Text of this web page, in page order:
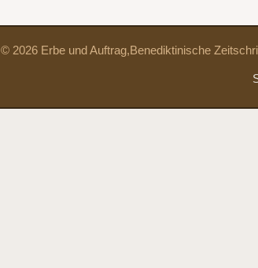
© 2026 Erbe und Auftrag,Benediktinische